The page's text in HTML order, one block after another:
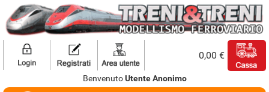
0,00 €
BenvenutoUtente Anonimo